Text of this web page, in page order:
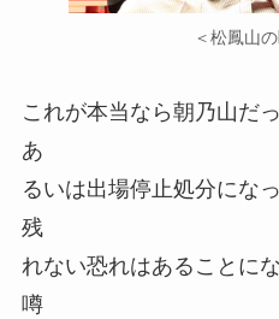
＜松鳳山
これが本当なら朝乃山だ
あ
るいは出場停止処分にな
残
れない恐れはあることに
噂